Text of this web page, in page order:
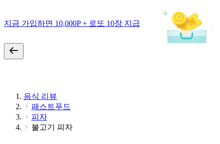
지금 가입하면 10,000P + 로또 10장 지급
음식 리뷰
패스트푸드
피자
불고기 피자